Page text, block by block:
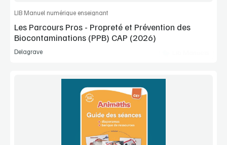
LIB Manuel numérique enseignant
Les Parcours Pros - Propreté et Prévention des
Biocontaminations (PPB) CAP (2026)
Delagrave
Voir la démo